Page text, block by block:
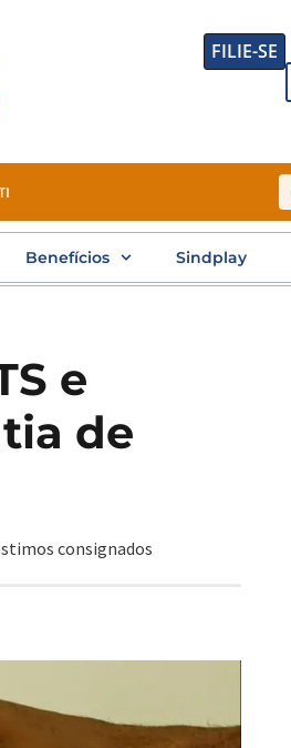
FILIE-SE
Benefícios Sindplay
e
de
consignados